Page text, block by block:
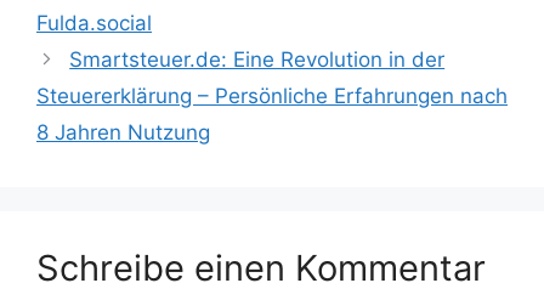
Fulda.social
Smartsteuer.de: Eine Revolution in der
Steuererklärung – Persönliche Erfahrungen nach
8 Jahren Nutzung
Schreibe einen Kommentar